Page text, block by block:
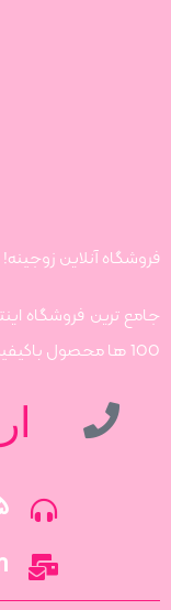
فروشگاه آنلاین زوجینه!
جامع ترین فروشگاه
100 ها محصول باکیفیت و مرغوب.